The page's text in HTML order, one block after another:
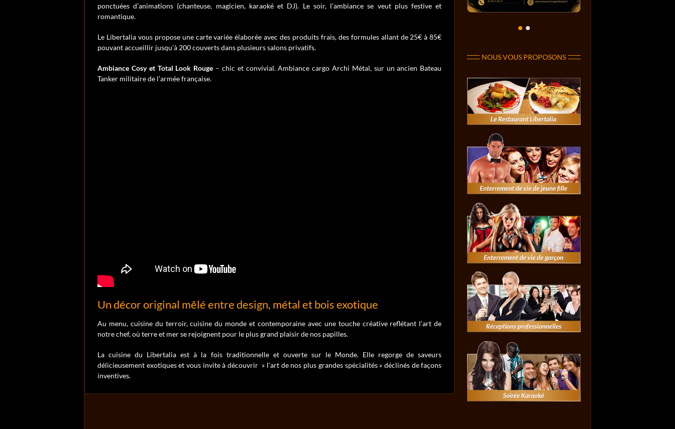
ponctuées d’animations (chanteuse, magicien, karaoké et DJ). Le soir, l’ambiance se veut plus festive et
romantique.
Le Libertalia vous propose une carte variée élaborée avec des produits frais, des formules allant de 25€ à 85€
pouvant accueillir jusqu’à 200 couverts dans plusieurs salons privatifs.
Ambiance Cosy et Total Look Rouge – chic et convivial. Ambiance cargo Archi Métal, sur un ancien Bateau
Tanker militaire de l’armée française.
Un décor original mêlé entre design, métal et bois exotique
Au menu, cuisine du terroir, cuisine du monde et contemporaine avec une touche créative reflétant l’art de
notre chef, où terre et mer se rejoignent pour le plus grand plaisir de nos papilles.
La cuisine du Libertalia est à la fois traditionnelle et ouverte sur le Monde. Elle regorge de saveurs
délicieusement exotiques et vous invite à découvrir » l’art de nos plus grandes spécialités » déclinés de façons
inventives.
NOUS VOUS PROPOSONS